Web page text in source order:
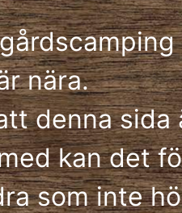
nära.
denna
kan det
som inte